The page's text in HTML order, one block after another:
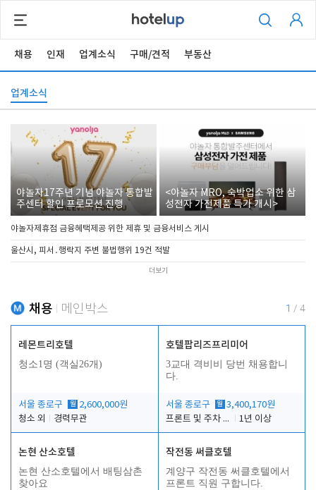
채용 인재 업계소식 구매/견적 부동산
업계소식
야놀자17주년 기념 야놀자 통합발
주센터 할인 프로모션 진행
<야놀자 MRO, 숙박업소 위한 삼
성전자 가전제품 특가 개시>
야놀자제휴점 금융혜택제공 위한 제휴 및 금융서비스 게시
울산시, 피서․행락지 주변 불법행위 19건 적발
더보기
채용 메인박스 1 / 4
레몬트리호텔
청소1명 (객실26개)
서울 종로구 월 2,600,000원
청소 외
경력무관
호텔팝리즈프리미어
3교대 격비비 당번 채용합니
다.
서울 종로구 월 3,400,170원
프론트 및 주차 객실관리
1년 이상
논현 산소호텔
논현 산소호텔에서 배팅삼촌
찾아요
작전동 써클호텔
계양구 작전동 써클호텔에서
프론트 직원 구합니다.